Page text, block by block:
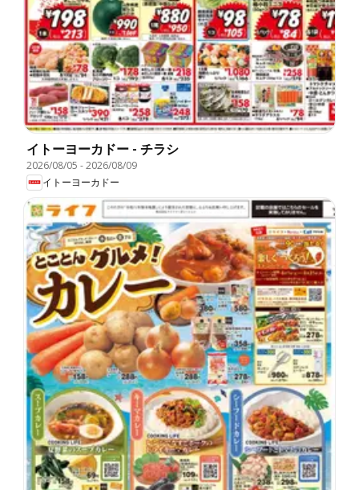
イトーヨーカドー - チラシ
2026/08/05 -2026/08/09
イトーヨーカドー